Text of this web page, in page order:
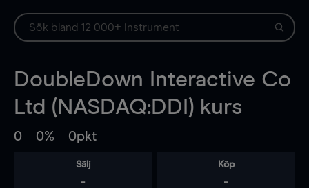
DoubleDown Interactive Co
Ltd (NASDAQ:DDI) kurs
0 0% 0pkt
Sälj
-
Köp
-